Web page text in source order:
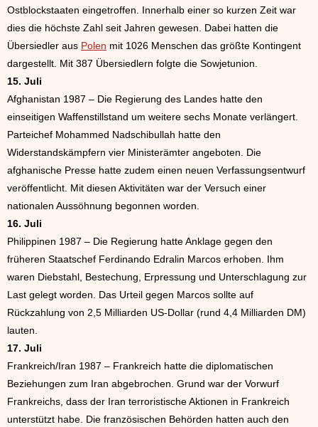
Ostblockstaaten eingetroffen. Innerhalb einer so kurzen Zeit war
dies die höchste Zahl seit Jahren gewesen. Dabei hatten die
Übersiedler aus Polen mit 1026 Menschen das größte Kontingent
dargestellt. Mit 387 Übersiedlern folgte die Sowjetunion.
15. Juli
Afghanistan 1987 – Die Regierung des Landes hatte den
einseitigen Waffenstillstand um weitere sechs Monate verlängert.
Parteichef Mohammed Nadschibullah hatte den
Widerstandskämpfern vier Ministerämter angeboten. Die
afghanische Presse hatte zudem einen neuen Verfassungsentwurf
veröffentlicht. Mit diesen Aktivitäten war der Versuch einer
nationalen Aussöhnung begonnen worden.
16. Juli
Philippinen 1987 – Die Regierung hatte Anklage gegen den
früheren Staatschef Ferdinando Edralin Marcos erhoben. Ihm
waren Diebstahl, Bestechung, Erpressung und Unterschlagung zur
Last gelegt worden. Das Urteil gegen Marcos sollte auf
Rückzahlung von 2,5 Milliarden US-Dollar (rund 4,4 Milliarden DM)
lauten.
17. Juli
Frankreich/Iran 1987 – Frankreich hatte die diplomatischen
Beziehungen zum Iran abgebrochen. Grund war der Vorwurf
Frankreichs, dass der Iran terroristische Aktionen in Frankreich
unterstützt habe. Die französischen Behörden hatten auch den